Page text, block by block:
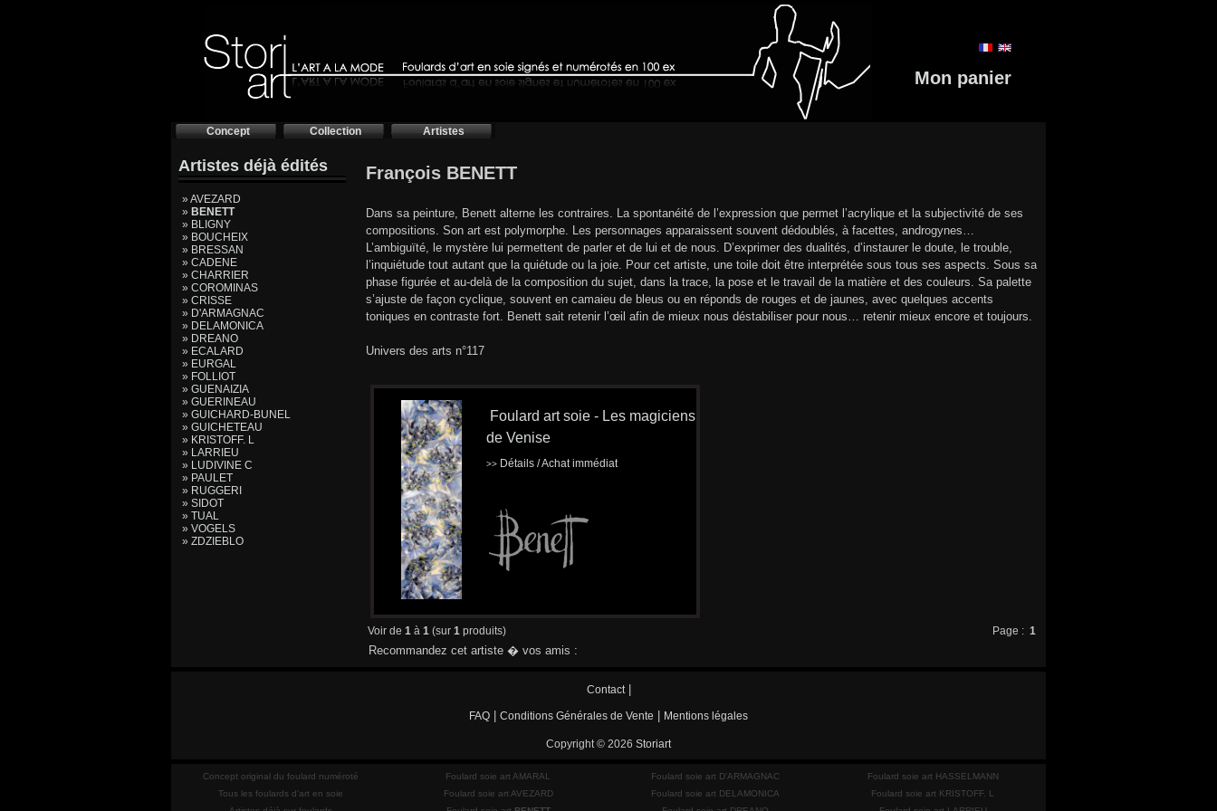
Mon panier
Concept Collection Artistes
Artistes déjà édités
» AVEZARD
» BENETT
» BLIGNY
» BOUCHEIX
» BRESSAN
» CADENE
» CHARRIER
» COROMINAS
» CRISSE
» D'ARMAGNAC
» DELAMONICA
» DREANO
» ECALARD
» EURGAL
» FOLLIOT
» GUENAIZIA
» GUERINEAU
» GUICHARD-BUNEL
» GUICHETEAU
» KRISTOFF. L
» LARRIEU
» LUDIVINE C
» PAULET
» RUGGERI
» SIDOT
» TUAL
» VOGELS
» ZDZIEBLO
François BENETT
Dans sa peinture, Benett alterne les contraires. La spontanéité de l’expression que permet l’acrylique et la subjectivité de ses
compositions. Son art est polymorphe. Les personnages apparaissent souvent dédoublés, à facettes, androgynes…
L’ambiguïté, le mystère lui permettent de parler et de lui et de nous. D’exprimer des dualités, d’instaurer le doute, le trouble,
l’inquiétude tout autant que la quiétude ou la joie. Pour cet artiste, une toile doit être interprétée sous tous ses aspects. Sous sa
phase figurée et au-delà de la composition du sujet, dans la trace, la pose et le travail de la matière et des couleurs. Sa palette
s’ajuste de façon cyclique, souvent en camaieu de bleus ou en réponds de rouges et de jaunes, avec quelques accents
toniques en contraste fort. Benett sait retenir l’œil afin de mieux nous déstabiliser pour nous… retenir mieux encore et toujours.
Univers des arts n°117
Foulard art soie - Les magiciens
de Venise
>> Détails / Achat immédiat
Voir de 1 à 1 (sur 1 produits) Page : 1
Recommandez cet artiste � vos amis :
Contact|
FAQ Conditions Générales de Vente Mentions légales
Copyright © 2026 Storiart
Concept original du foulard numéroté
Tous les foulards d'art en soie
Foulard soie art AMARAL
Foulard soie art AVEZARD
Foulard soie art D'ARMAGNAC
Foulard soie art DELAMONICA
Foulard soie art HASSELMANN
Foulard soie art KRISTOFF. L